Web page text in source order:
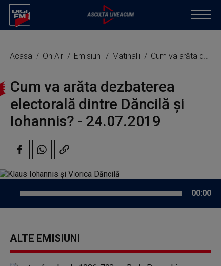
Acasa On Air Emisiuni Matinalii Cum va arăta dezbaterea electorală dintre Dăncilă și Iohannis?
Cum va arăta dezbaterea
electorală dintre Dăncilă și
Iohannis? - 24.07.2019
00:00
ALTE EMISIUNI